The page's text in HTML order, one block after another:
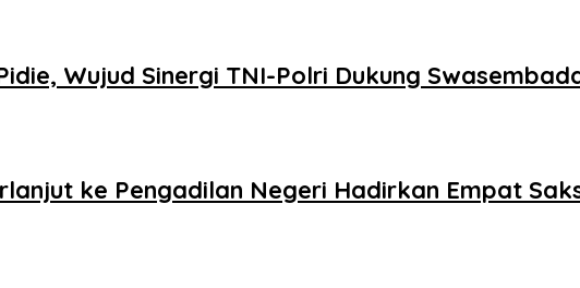
Wujud Sinergi TNI-Polri Dukung
ke Pengadilan Negeri Hadirkan Empat